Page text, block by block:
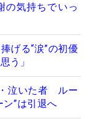
の気持ちでいっ
げる“涙”の初優
う」
泣いた者 ルー
ン”は引退へ